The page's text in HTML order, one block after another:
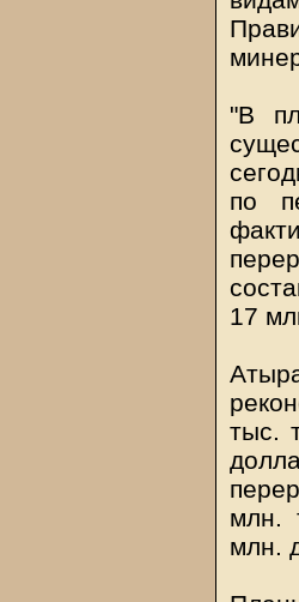
"В
по
17
тыс.
млн.
млн.